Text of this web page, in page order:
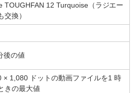
TOUGHFAN 12 Turquoise（ラジエー
交換）
後の値
× 1,080 ドットの動画ファイルを1 時
きの最大値